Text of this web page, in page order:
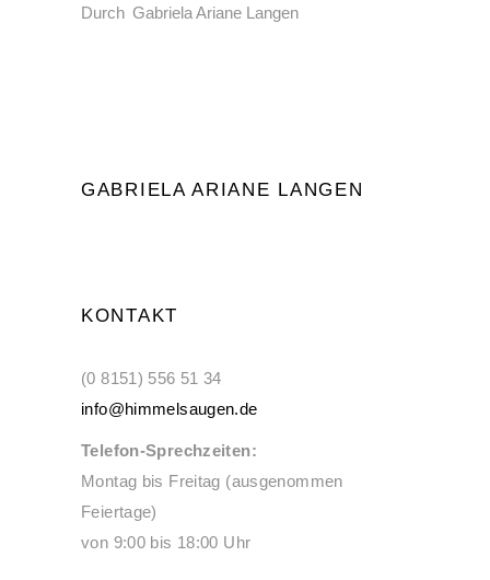
Durch Gabriela Ariane Langen
GABRIELA ARIANE LANGEN
KONTAKT
(0 8151) 556 51 34
info@himmelsaugen.de
Telefon-Sprechzeiten:
Montag bis Freitag (ausgenommen
Feiertage)
von 9:00 bis 18:00 Uhr